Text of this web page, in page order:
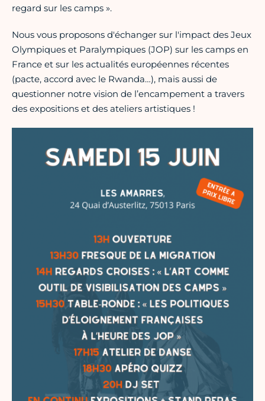
regard sur les camps ».
Nous vous proposons d'échanger sur l'impact des Jeux
Olympiques et Paralympiques (JOP) sur les camps en
France et sur les actualités européennes récentes
(pacte, accord avec le Rwanda…), mais aussi de
questionner notre vision de l’encampement a travers
des expositions et des ateliers artistiques !